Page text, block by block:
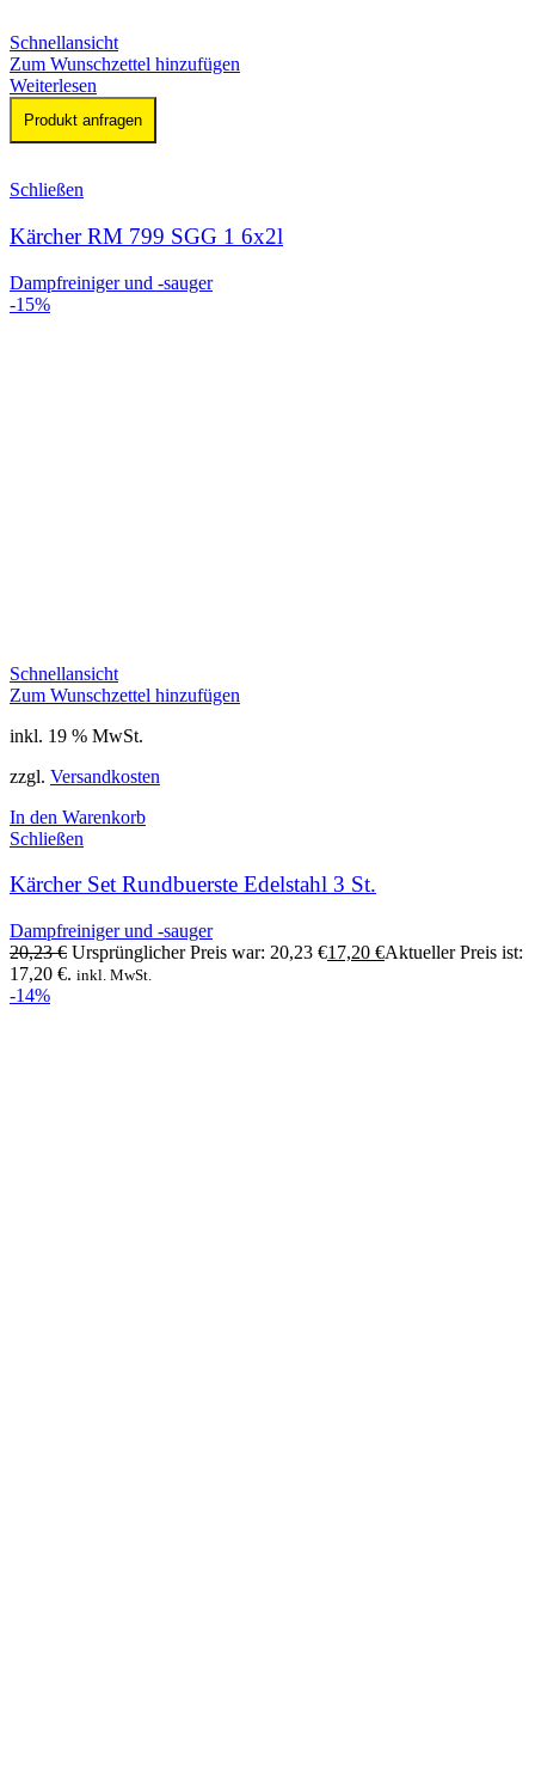
Schnellansicht
Zum Wunschzettel hinzufügen
Weiterlesen
Produkt anfragen
Schließen
Kärcher RM 799 SGG 1 6x2l
Dampfreiniger und -sauger
-15%
Schnellansicht
Zum Wunschzettel hinzufügen
inkl. 19 % MwSt.
zzgl. Versandkosten
In den Warenkorb
Schließen
Kärcher Set Rundbuerste Edelstahl 3 St.
Dampfreiniger und -sauger
20,23€ Ursprünglicher Preis war: 20,23 €17,20 €Aktueller Preis ist:
17,20 €. inkl. MwSt.
-14%